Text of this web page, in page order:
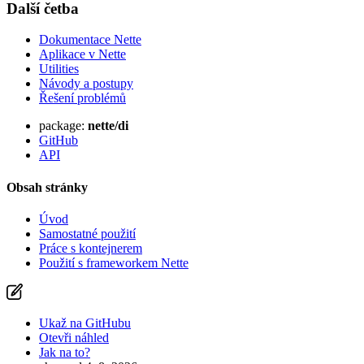
Další četba
Dokumentace Nette
Aplikace v Nette
Utilities
Návody a postupy
Řešení problémů
package: nette/di
GitHub
API
Obsah stránky
Úvod
Samostatné použití
Práce s kontejnerem
Použití s frameworkem Nette
Ukaž na GitHubu
Otevři náhled
Jak na to?